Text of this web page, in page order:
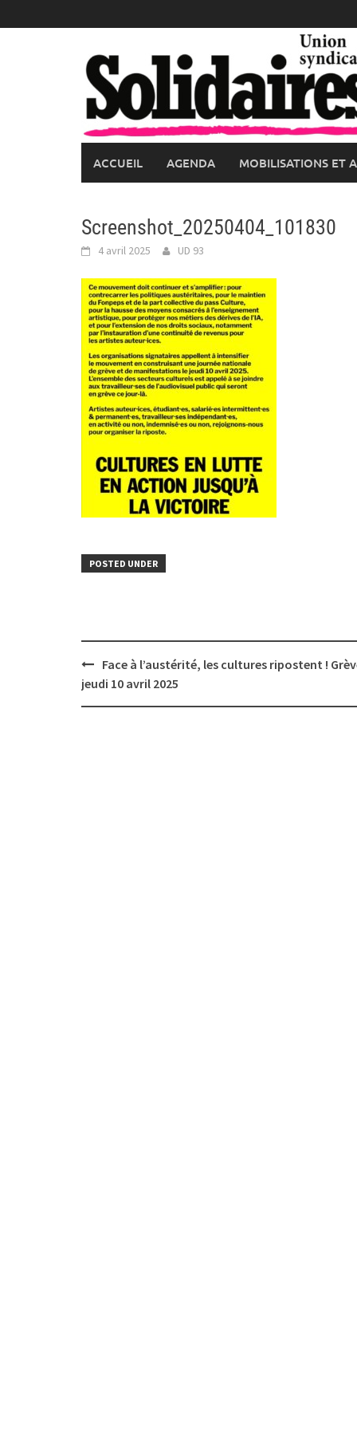
to
ACCUEIL AGENDA MOBILISATIONS ET
Screenshot_20250404_101830
4 avril 2025 UD 93
POSTED UNDER
Post
navigation
Face à l’austérité, les cultures ripostent !
jeudi 10 avril 2025